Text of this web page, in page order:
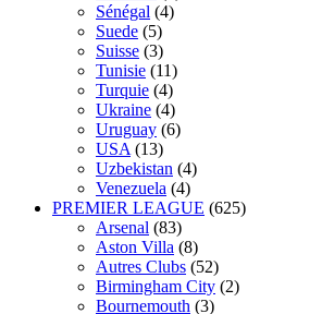
Sénégal (4)
Suede (5)
Suisse (3)
Tunisie (11)
Turquie (4)
Ukraine (4)
Uruguay (6)
USA (13)
Uzbekistan (4)
Venezuela (4)
PREMIER LEAGUE (625)
Arsenal (83)
Aston Villa (8)
Autres Clubs (52)
Birmingham City (2)
Bournemouth (3)